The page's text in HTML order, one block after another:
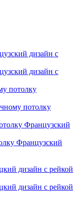
дизайн с
дизайн с
потолку
потолку
Французский
Французский
дизайн с рейкой
дизайн с рейкой